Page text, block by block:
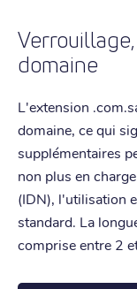
domaine
L'extension
domaine, ce qui
supplémentaires
non plus en
(IDN), l'utilisation
standard. La
comprise entre 2